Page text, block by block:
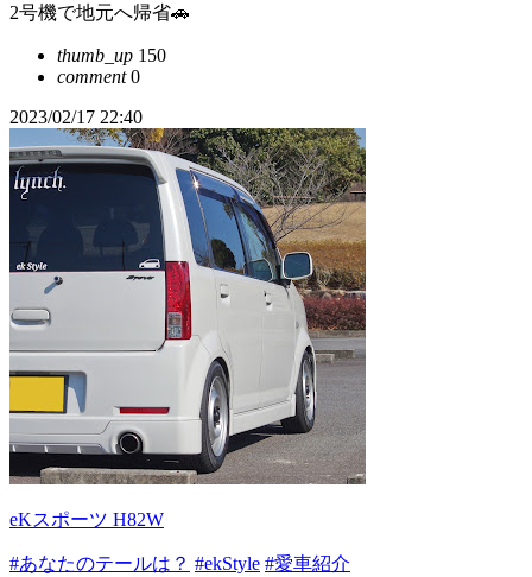
2号機で地元へ帰省🚗
thumb_up 150
comment0
2023/02/17 22:40
eKスポーツ H82W
#あなたのテールは？ #ekStyle #愛車紹介